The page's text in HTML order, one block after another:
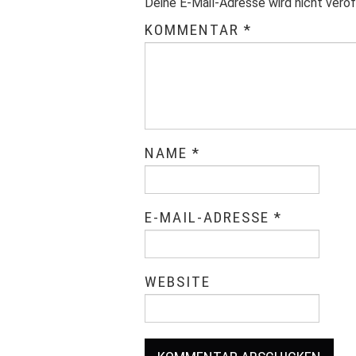
KOMMENTAR *
NAME *
E-MAIL-ADRESSE *
WEBSITE